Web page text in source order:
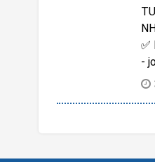
✅
-
-